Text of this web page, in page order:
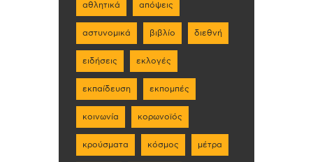
αθλητικά απόψεις
αστυνομικά βιβλίο διεθνή
ειδήσεις εκλογές
εκπαίδευση εκπομπές
κοινωνία κορωνοϊός
κρούσματα κόσμος μέτρα